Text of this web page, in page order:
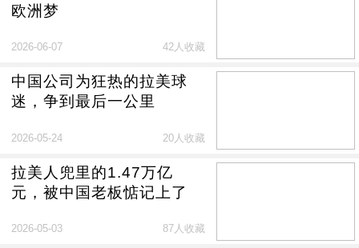
欧洲梦
2026-06-07 42人收藏
中国公司为狂热的拉美球
迷，争到最后一公里
2026-05-24 20人收藏
拉美人兜里的1.47万亿
元，被中国老板惦记上了
2026-05-03 87人收藏